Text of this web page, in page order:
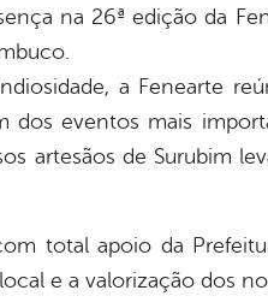
na 26ª edição da
a Fenearte
dos eventos mais
artesãos de Surubim
total apoio da
e a valorização dos